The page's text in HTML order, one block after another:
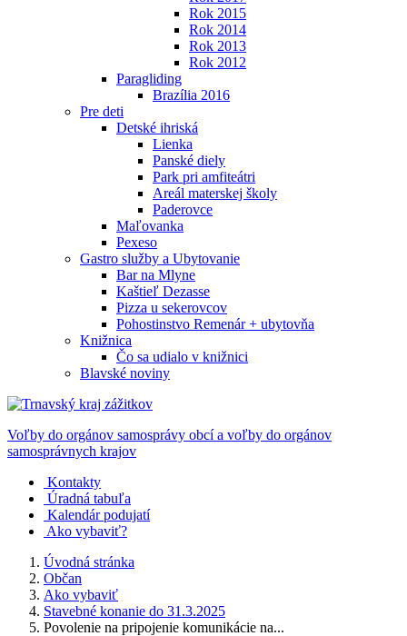
Rok 2015
Rok 2014
Rok 2013
Rok 2012
Paragliding
Brazília 2016
Pre deti
Detské ihriská
Lienka
Panské diely
Park pri amfiteátri
Areál materskej školy
Paderovce
Maľovanka
Pexeso
Gastro služby a Ubytovanie
Bar na Mlyne
Kaštieľ Dezasse
Pizza u sekerovcov
Pohostinstvo Remenár + ubytovňa
Knižnica
Čo sa udialo v knižnici
Blavské noviny
Voľby do orgánov samosprávy obcí a voľby do orgánov
samosprávnych krajov
Kontakty
Úradná tabuľa
Kalendár podujatí
Ako vybaviť?
Úvodná stránka
Občan
Ako vybaviť
Stavebné konanie do 31.3.2025
Povolenie na pripojenie komunikácie na...